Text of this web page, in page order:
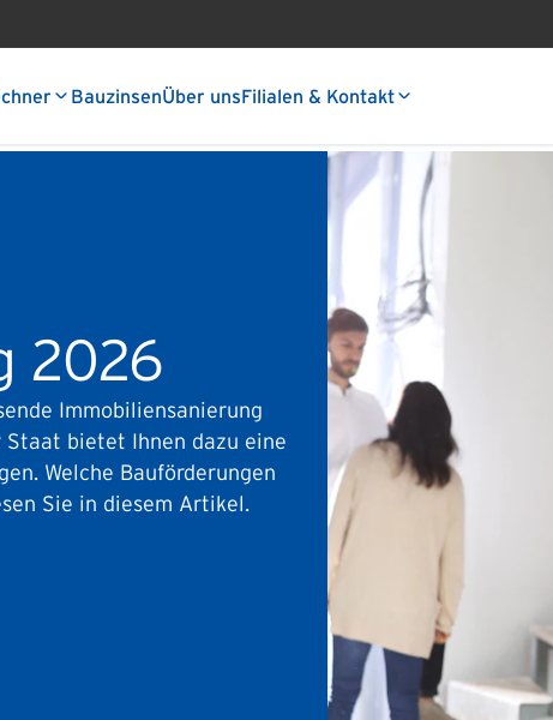
BauzinsenÜber unsFilialen & Kontakt
2026
Immobiliensanierung
Staat bietet Ihnen dazu eine
Welche Bauförderungen
Sie in diesem Artikel.